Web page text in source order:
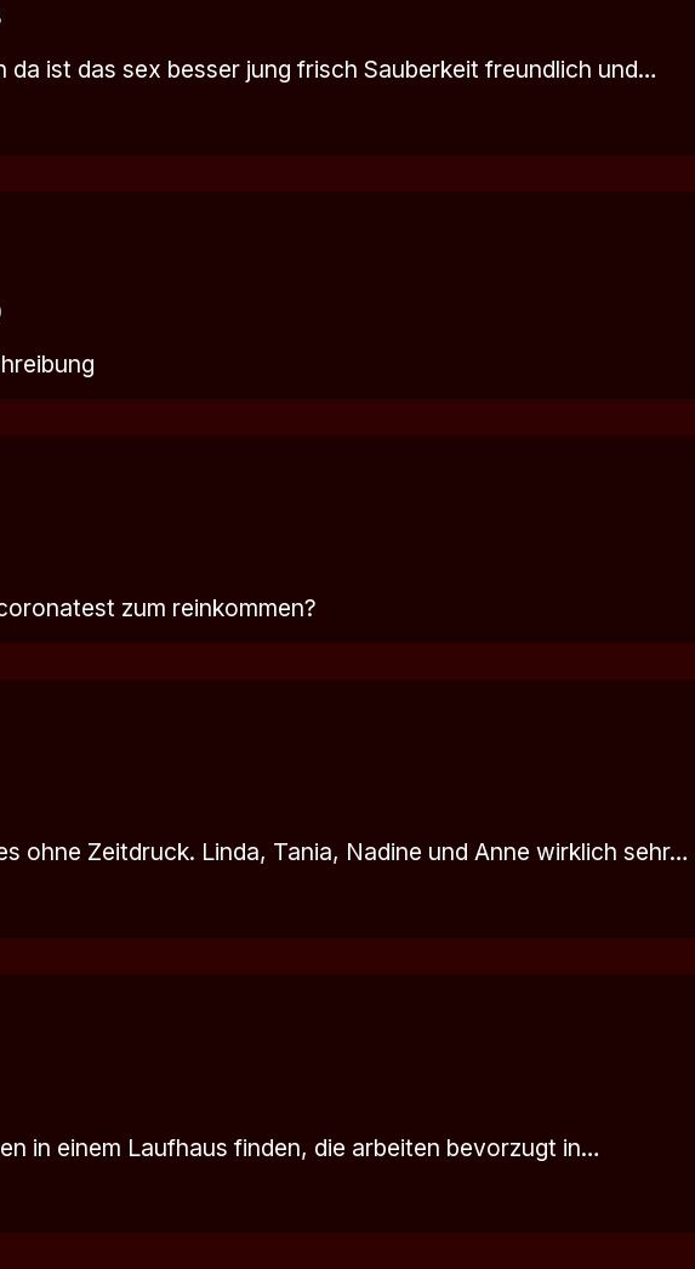
da ist das sex besser jung frisch Sauberkeit freundlich und…
zum reinkommen?
ohne Zeitdruck. Linda, Tania, Nadine und Anne wirklich sehr…
in einem Laufhaus finden, die arbeiten bevorzugt in…